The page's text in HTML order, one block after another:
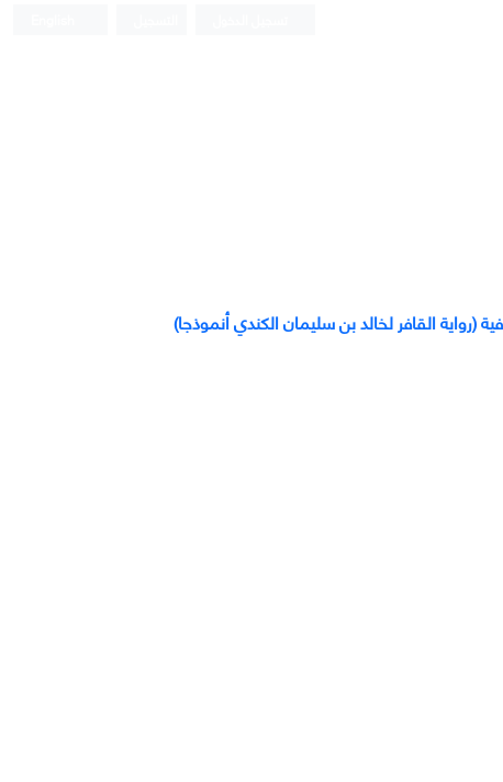
(رواية القافر لخالد بن سليمان الكندي أنموذجا)